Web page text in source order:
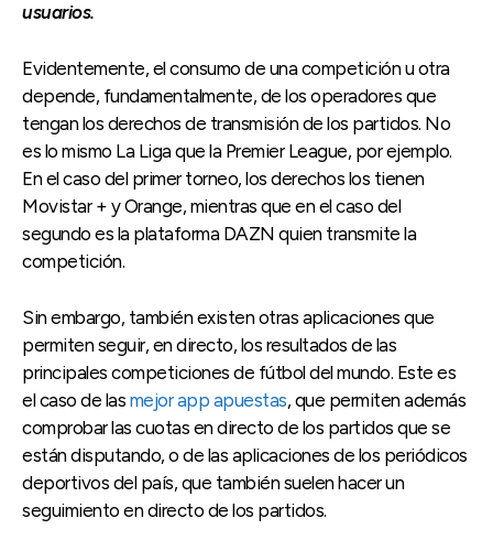
usuarios.
Evidentemente, el consumo de una competición u otra
depende, fundamentalmente, de los operadores que
tengan los derechos de transmisión de los partidos. No
es lo mismo La Liga que la Premier League, por ejemplo.
En el caso del primer torneo, los derechos los tienen
Movistar + y Orange, mientras que en el caso del
segundo es la plataforma DAZN quien transmite la
competición.
Sin embargo, también existen otras aplicaciones que
permiten seguir, en directo, los resultados de las
principales competiciones de fútbol del mundo. Este es
el caso de las mejor app apuestas, que permiten además
comprobar las cuotas en directo de los partidos que se
están disputando, o de las aplicaciones de los periódicos
deportivos del país, que también suelen hacer un
seguimiento en directo de los partidos.